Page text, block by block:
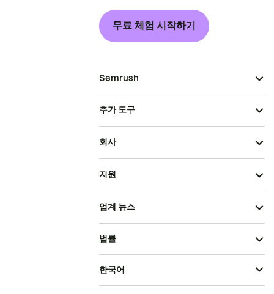
무료 체험 시작하기
Semrush
추가 도구
회사
지원
업계 뉴스
법률
한국어